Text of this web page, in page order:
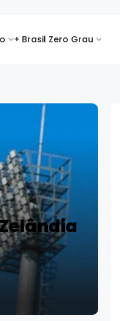
+ Brasil Zero Grau